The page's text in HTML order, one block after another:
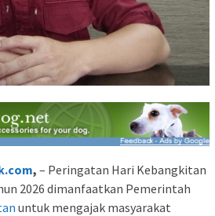
, – Peringatan Hari Kebangkitan
2026 dimanfaatkan Pemerintah
untuk mengajak masyarakat